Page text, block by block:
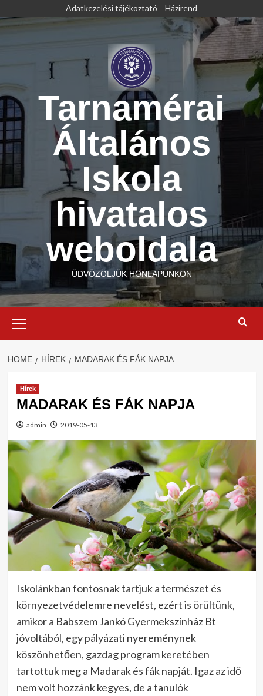
to
Adatkezelési tájékoztató Házirend
Tarnamérai
Általános
Iskola
hivatalos
weboldala
ÜDVÖZÖLJÜK HONLAPUNKON
Menu
HOME HÍREK MADARAK ÉS FÁK NAPJA
Hírek
MADARAK ÉS FÁK NAPJA
admin 2019-05-13
Iskolánkban fontosnak tartjuk a természet és
környezetvédelemre nevelést, ezért is örültünk,
amikor a Babszem Jankó Gyermekszínház Bt
jóvoltából, egy pályázati nyereménynek
köszönhetően, gazdag program keretében
tartottuk meg a Madarak és fák napját. Igaz az idő
nem volt hozzánk kegyes, de a tanulók